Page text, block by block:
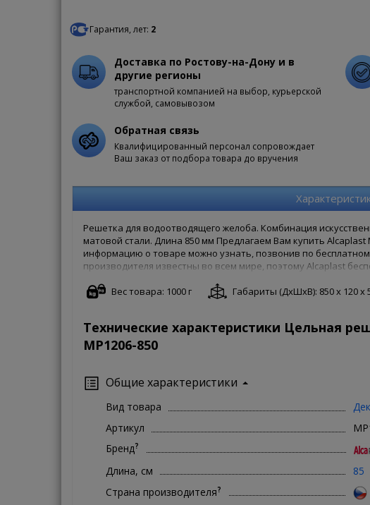
Гарантия, лет: 2
Доставка по Ростову-на-Дону и в
другие регионы
транспортной компанией на выбор, курьерской
службой, самовывозом
Обратная связь
Квалифицированный персонал сопровождает
Ваш заказ от подбора товара до вручения
Решетка для водоотводящего желоба. Комбинация
матовой стали. Длина 850 мм Предлагаем Вам купить
информацию о товаре можно узнать, позвонив по
производителя известны во всем мире, поэтому Alcaplast
своей гарантией. Чтобы купить Alcaplast MP1206-850 в
заказ онлайн на сайте. Доступны как полная форма
Вес товара: 1000 г
Габариты (ДxШxВ): 850 x 120 x
Технические характеристики Цельная
MP1206-850
Общие характеристики
Вид товара
Артикул
Бренд?
Длина, см
85
Страна производителя?